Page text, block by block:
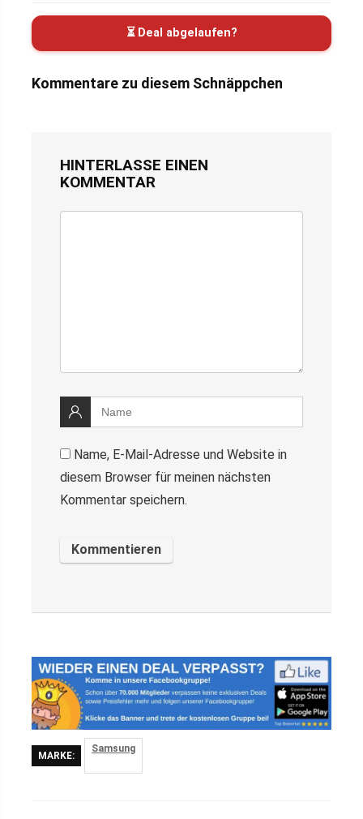
⏳ Deal abgelaufen?
Kommentare zu diesem Schnäppchen
HINTERLASSE EINEN
KOMMENTAR
Name, E-Mail-Adresse und Website in
diesem Browser für meinen nächsten
Kommentar speichern.
MARKE:
Samsung